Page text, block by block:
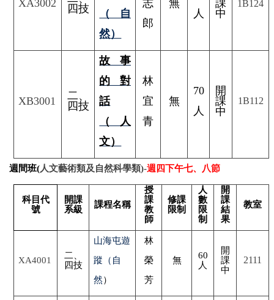
XA3002
四技
（自
然）
志
郎
無
人
課
中
1B124
XB3001
二、
四技
故事
的對
話
（人
文）
林
宜
青
無
70
人
開
課
中
1B112
週間班(人文藝術類及自然科學類)-週四下午七、八節
科目代
號
開課
系級
課程名稱
授
課
教
師
修課
限制
人
數
限
制
開
課
結
果
教室
XA4001
二、
四技
山海屯遊
蹤 （自
然）
林
榮
芳
無
60
人
開
課
中
2111